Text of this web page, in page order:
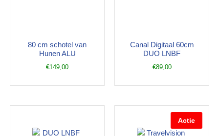
80 cm schotel van
Hunen ALU
€149,00
Canal Digitaal 60cm
DUO LNBF
€89,00
Actie